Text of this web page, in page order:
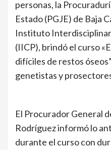
personas, la
Estado (PGJE) de Baja
Instituto
(IICP), brindó el curso
difíciles de restos
genetistas y
El Procurador General
Rodríguez informó lo
durante el curso con